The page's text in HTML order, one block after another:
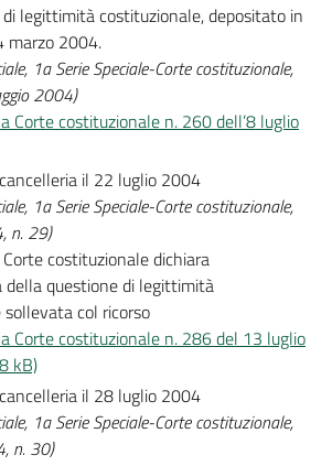
legittimità costituzionale, depositato in
marzo 2004.
1a Serie Speciale-Corte costituzionale,
2004)
Corte costituzionale n. 260 dell’8 luglio
il 22 luglio 2004
1a Serie Speciale-Corte costituzionale,
n. 29)
costituzionale dichiara
della questione di legittimità
col ricorso
Corte costituzionale n. 286 del 13 luglio
kB)
il 28 luglio 2004
1a Serie Speciale-Corte costituzionale,
n. 30)